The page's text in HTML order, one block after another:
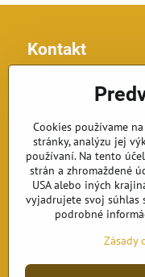
Kontakt
925 63 Dolná Streda
Telefón: +421 902 191
E-mail:
Objednávky
Stav objednávky
Cookies používame
stránky, analýzu jej
používaní. Na tento
strán a zhromaždené
USA alebo iných
vyjadrujete svoj súhlas
podrobné
Zásady